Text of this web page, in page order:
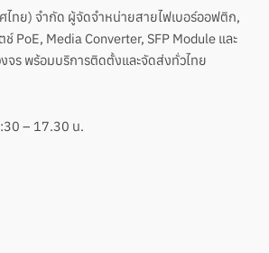
ไทย) จำกัด ผู้จัดจำหน่ายสายไฟเบอร์ออฟติก,
ช์ PoE, Media Converter, SFP Module และ
จร พร้อมบริการติดตั้งและจัดส่งทั่วไทย
– 17.30 น.